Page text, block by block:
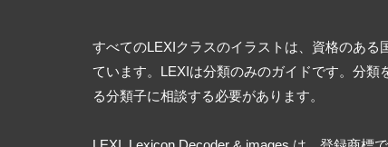
すべてのLEXIクラスのイラストは、資格のある
ています。LEXIは分類のみのガイドです。分類
る分類子に相談する必要があります。